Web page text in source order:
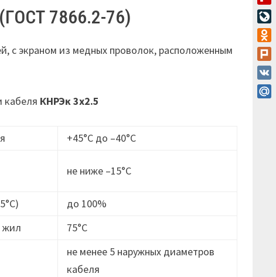
(ГОСТ 7866.2-76)
с экраном из медных проволок, расположенным
кабеля КНРЭк 3х2.5
+45°С до –40°С
не ниже –15°C
до 100%
жил
75°С
не менее 5 наружных диаметров
кабеля
VK